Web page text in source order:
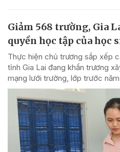
Giảm 568 trường, Gia
quyền học tập của học
Thực hiện chủ trương sắp xếp
tỉnh Gia Lai đang khẩn trương
mạng lưới trường, lớp trước